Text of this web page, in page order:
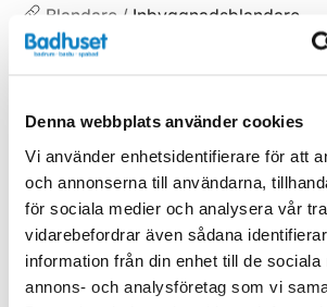
Denna webbplats använder cookies
Vi använder enhetsidentifierare för att
och annonserna till användarna,
för sociala medier och analysera vår
vidarebefordrar även sådana
information från din enhet till de sociala
annons- och analysföretag som vi
Blandare / Inbyggnadsblandare
Liknande